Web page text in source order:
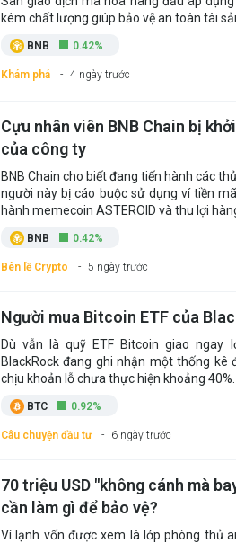
Khám phá 4 ngày trước
kém chất lượng giúp bảo vệ an toàn tài
BNB 0.42%
Bên lề Crypto 5 ngày trước
Cựu nhân viên BNB Chain bị
của công ty
BNB Chain cho biết đang tiến hành các
người này bị cáo buộc sử dụng ví tiền
hành memecoin ASTEROID và thu lợi
BNB 0.42%
Câu chuyện đầu tư 6 ngày trước
Người mua Bitcoin ETF của
Dù vẫn là quỹ ETF Bitcoin giao ngay
BlackRock đang ghi nhận một thống
chịu khoản lỗ chưa thực hiện khoảng 40%.
BTC 0.92%
70 triệu USD "không cánh mà
cần làm gì để bảo vệ?
Ví lạnh vốn được xem là lớp phòng thủ